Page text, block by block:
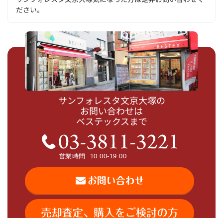
ださい。
サンフォレスタ文京大塚の
お問い合わせは
ベステックスまで